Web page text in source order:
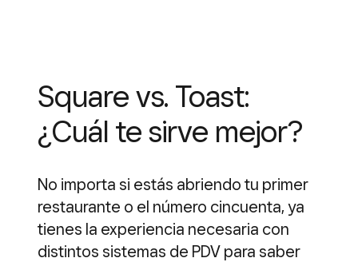
Square vs. Toast:
¿Cuál te sirve mejor?
No importa si estás abriendo tu primer
restaurante o el número cincuenta, ya
tienes la experiencia necesaria con
distintos sistemas de PDV para saber